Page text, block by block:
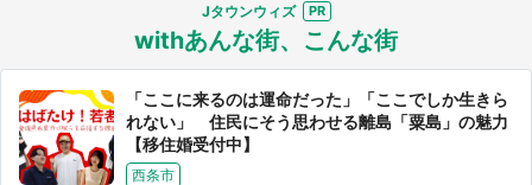
選択する
Jタウンウィズ
withあんな街、こんな街
「ここに来るのは運命だった」「ここでしか生きら
れない」 住民にそう思わせる離島「粟島」の魅力
【移住婚受付中】
西条市